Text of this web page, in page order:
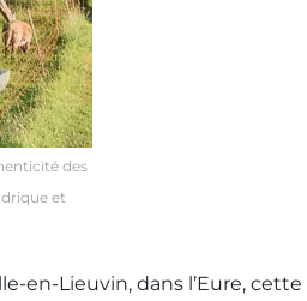
des
et
en-Lieuvin, dans l’Eure, cette